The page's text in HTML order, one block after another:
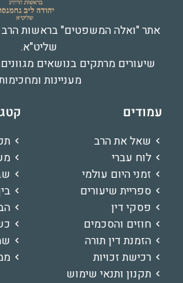
אתר "ואלה המשפטים" בראשות הרב
שליט"א.
שיעורים מרתקים בנושאים
מעניינות
עמודים
שאל את הרב
לוח עברי
זמני היום עולמי
ספריית שיעורים
פסקי דין
חוזים והסכמים
הזמנת דין תורה
רכישת זכויות
תקנון ותנאי שימוש